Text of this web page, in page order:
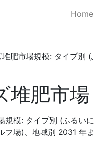
Home
堆肥市場規模: タイプ別
堆肥市場
規模: タイプ別 (ふるい
フ場)、地域別 2031 年